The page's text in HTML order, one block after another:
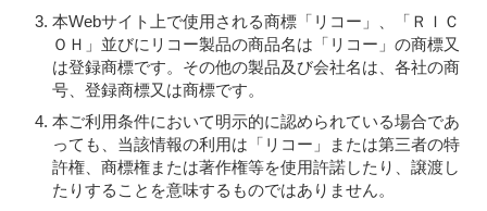
本Webサイト上で使用される商標「リコー」、「ＲＩＣ
ＯＨ」並びにリコー製品の商品名は「リコー」の商標又
は登録商標です。その他の製品及び会社名は、各社の商
号、登録商標又は商標です。
本ご利用条件において明示的に認められている場合であ
っても、当該情報の利用は「リコー」または第三者の特
許権、商標権または著作権等を使用許諾したり、譲渡し
たりすることを意味するものではありません。